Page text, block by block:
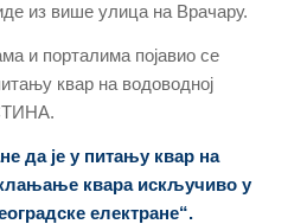
из више улица на Врачару.
и порталима појавио се
квар на водоводној
да је у питању квар на
квара искључиво у
електране“.